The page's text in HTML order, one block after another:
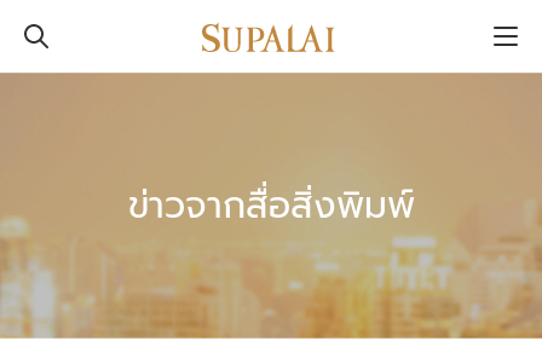
ข่าวจากสื่อสิ่งพิมพ์